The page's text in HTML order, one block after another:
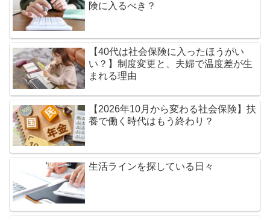
険に入るべき？
【40代は社会保険に入ったほうがい
い？】制度変更と、夫婦で温度差が生
まれる理由
【2026年10月から変わる社会保険】扶
養で働く時代はもう終わり？
生活ラインを探している日々